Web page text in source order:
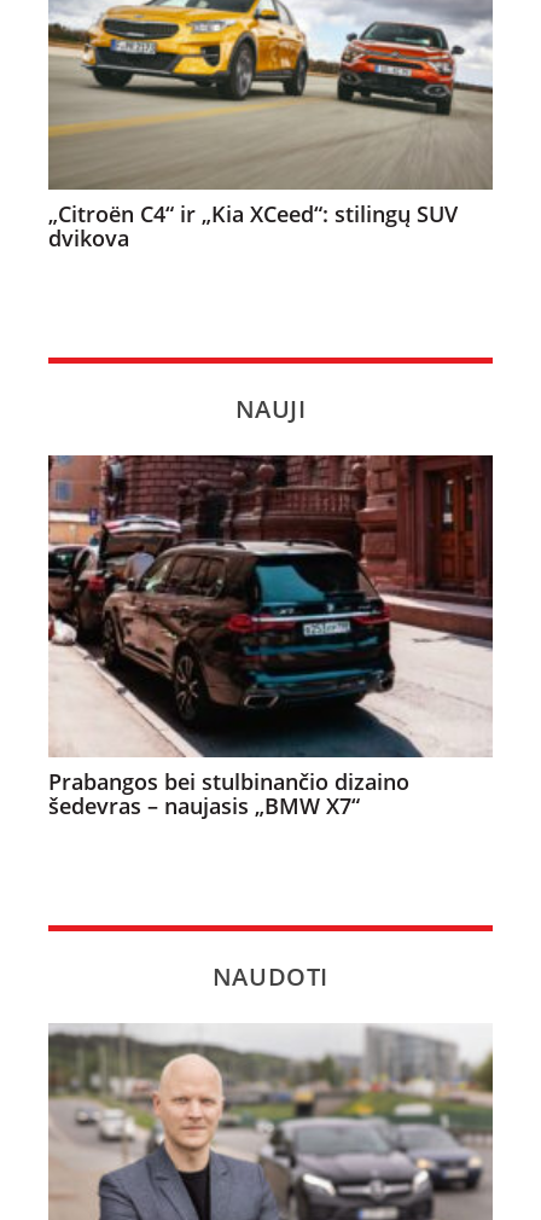
„Citroën C4“ ir „Kia XCeed“: stilingų SUV
dvikova
NAUJI
Prabangos bei stulbinančio dizaino
šedevras – naujasis „BMW X7“
NAUDOTI